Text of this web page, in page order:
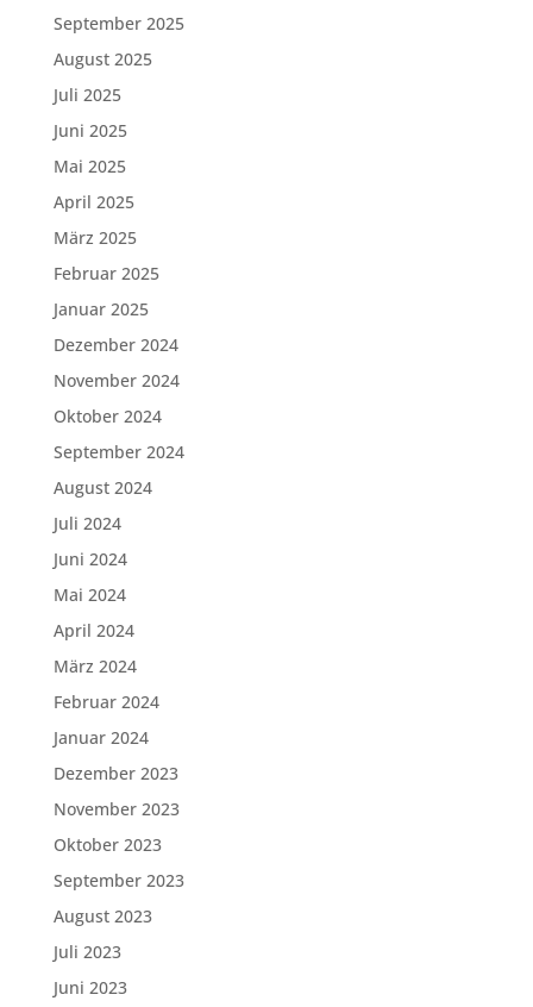
September 2025
August 2025
Juli 2025
Juni 2025
Mai 2025
April 2025
März 2025
Februar 2025
Januar 2025
Dezember 2024
November 2024
Oktober 2024
September 2024
August 2024
Juli 2024
Juni 2024
Mai 2024
April 2024
März 2024
Februar 2024
Januar 2024
Dezember 2023
November 2023
Oktober 2023
September 2023
August 2023
Juli 2023
Juni 2023